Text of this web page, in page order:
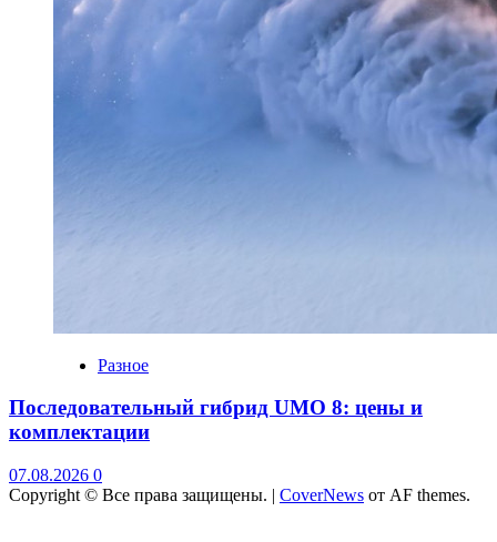
Разное
Последовательный гибрид UMO 8: цены и
комплектации
07.08.2026 0
Copyright © Все права защищены. | CoverNews от AF themes.